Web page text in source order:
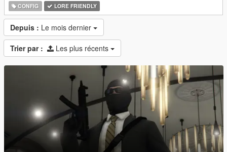
CONFIG
LORE FRIENDLY
Depuis : Le mois dernier
Trier par : Les plus récents